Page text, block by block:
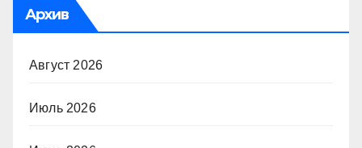
Архив
Август 2026
Июль 2026